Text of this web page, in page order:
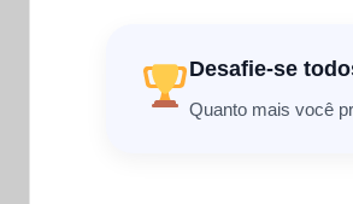
Desafie-se
Quanto mais você